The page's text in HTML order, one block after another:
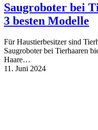
Saugroboter bei
3 besten Modelle
Für Haustierbesitzer sind
Saugroboter bei Tierhaaren
Haare…
11. Juni 2024